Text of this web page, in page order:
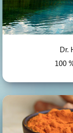
Dr.
100